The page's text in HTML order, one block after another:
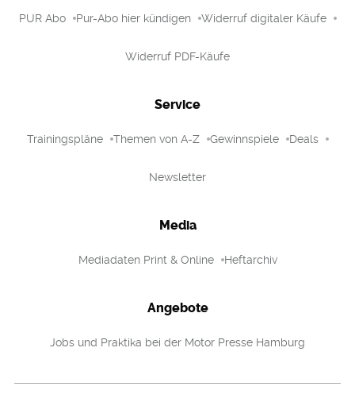
PUR Abo Pur-Abo hier kündigen Widerruf digitaler Käufe
Widerruf PDF-Käufe
Service
Trainingspläne Themen von A-Z Gewinnspiele Deals
Newsletter
Media
Mediadaten Print & Online Heftarchiv
Angebote
Jobs und Praktika bei der Motor Presse Hamburg